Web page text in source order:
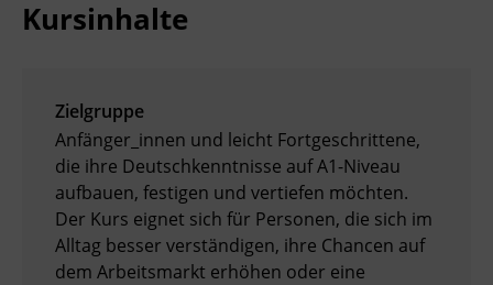
Kursinhalte
Zielgruppe
Anfänger_innen und leicht Fortgeschrittene,
die ihre Deutschkenntnisse auf A1-Niveau
aufbauen, festigen und vertiefen möchten.
Der Kurs eignet sich für Personen, die sich im
Alltag besser verständigen, ihre Chancen auf
dem Arbeitsmarkt erhöhen oder eine